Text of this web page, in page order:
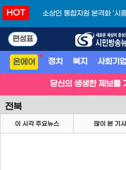
HOT
소상인 통합지원 본격화 ‘시
편성표
온에어 정치 복지 사회기업
당신의 생생한 제보를
전북
이 시각 주요뉴스 많이 본 기사